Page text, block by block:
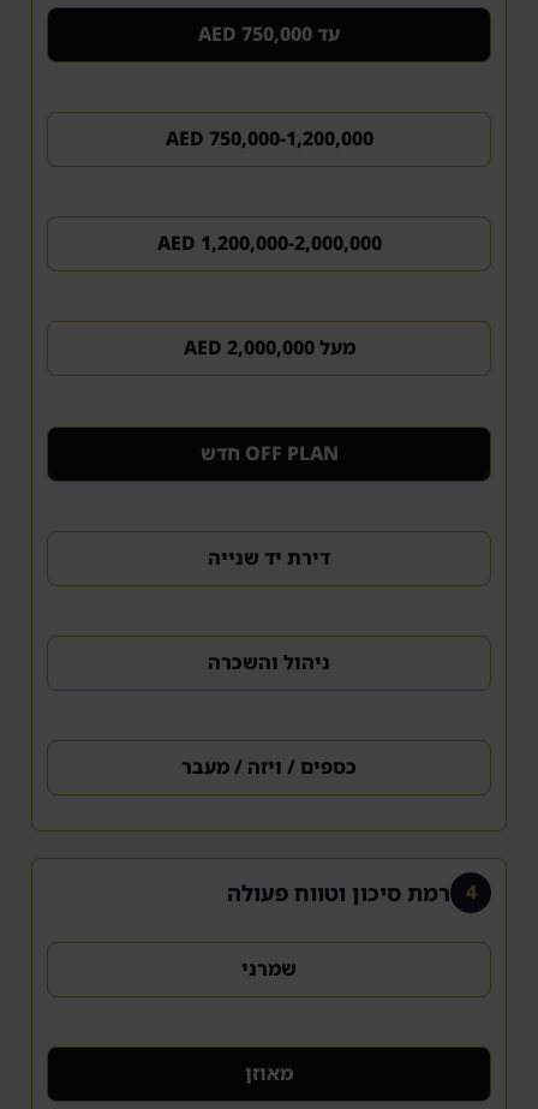
עד 750,000 AED
750,000-1,200,000 AED
1,200,000-2,000,000 AED
מעל 2,000,000 AED
OFF PLAN חדש
דירת יד שנייה
ניהול והשכרה
כספים / ויזה / מעבר
4 רמת סיכון וטווח פעולה
שמרני
מאוזן